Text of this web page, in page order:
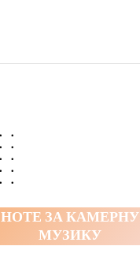
НОТЕ ЗА КАМЕРНУ
МУЗИКУ